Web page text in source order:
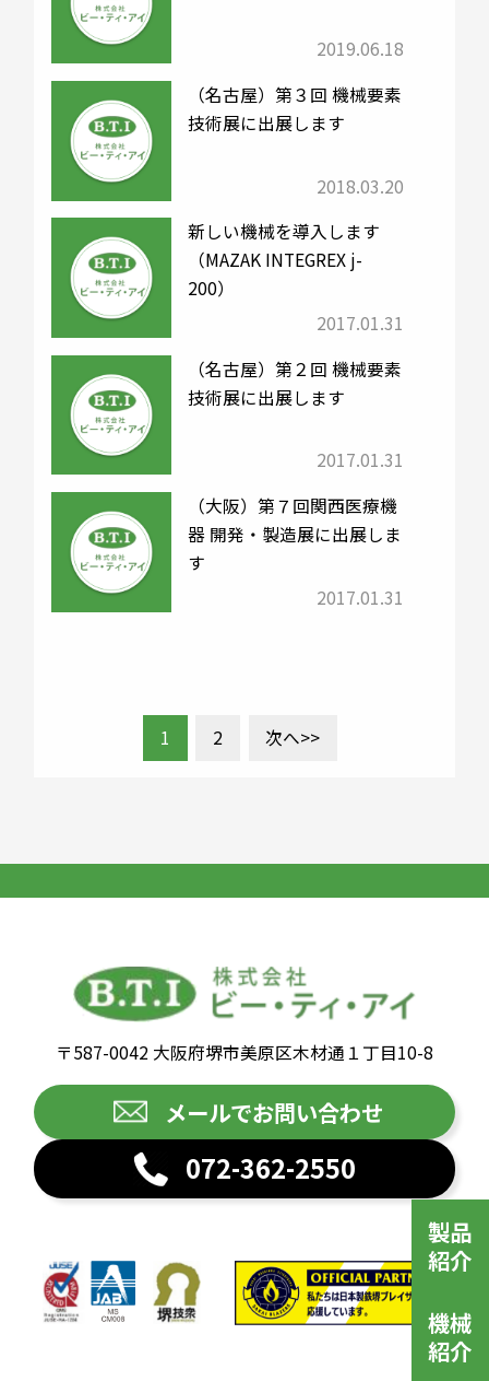
2019.06.18
（名古屋）第３回 機械要素
技術展に出展します
2018.03.20
新しい機械を導入します
（MAZAK INTEGREX j-
200）
2017.01.31
（名古屋）第２回 機械要素
技術展に出展します
2017.01.31
（大阪）第７回関西医療機
器 開発・製造展に出展しま
す
2017.01.31
1 2 次へ>>
製品
紹介
機械
紹介
〒587-0042 大阪府堺市美原区木材通１丁目10-8
メールでお問い合わせ
072-362-2550